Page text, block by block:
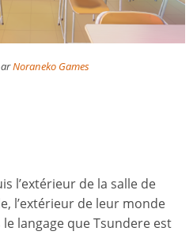
Noraneko Games
l’extérieur de la salle de
l’extérieur de leur monde
langage que Tsundere est